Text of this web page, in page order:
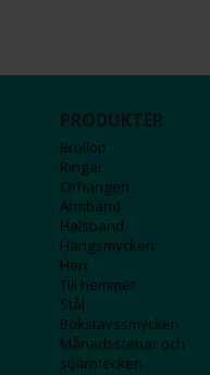
PRODUKTER
Bröllop
Ringar
Örhängen
Armband
Halsband
Hängsmycken
Herr
Till hemmet
Stål
Bokstavssmycken
Månadsstenar och
stjärntecken